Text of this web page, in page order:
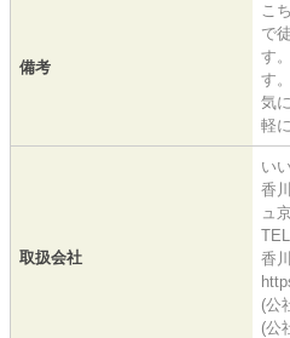
備考
こ
で
す
す
気
軽
取扱会社
い
香
ュ
香
(公
(公